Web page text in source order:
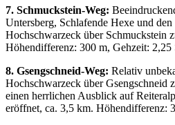
7. Schmuckstein-Weg:
Untersberg, Schlafende Hexe und
Hochschwarzeck über Schmuckstein
Höhendifferenz: 300 m, Gehzeit: 2,25
8. Gsengschneid-Weg: Relativ
Hochschwarzeck über Gsengschneid
einen herrlichen Ausblick auf
eröffnet, ca. 3,5 km. Höhendifferenz: